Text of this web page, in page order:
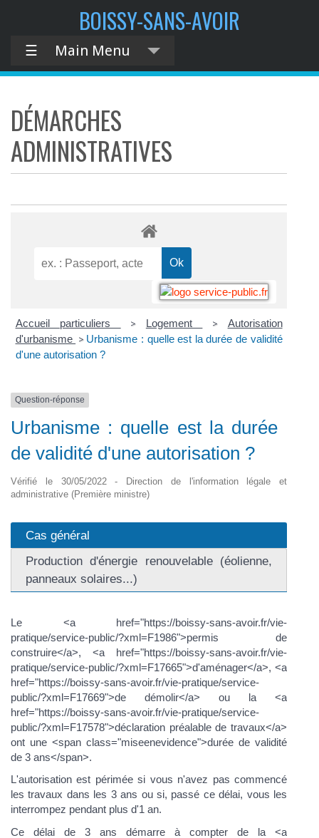
BOISSY-SANS-AVOIR
☰ Main Menu
DÉMARCHES
ADMINISTRATIVES
Accueil particuliers > Logement >
Autorisation
d'urbanisme > Urbanisme : quelle est la durée de validité
d'une autorisation ?
Question-réponse
Urbanisme : quelle est la durée
de validité d'une autorisation ?
Vérifié le 30/05/2022 - Direction de l'information légale et
administrative (Première ministre)
Cas général
Production d'énergie renouvelable (éolienne,
panneaux solaires...)
Le <a href="https://boissy-sans-avoir.fr/vie-
pratique/service-public/?xml=F1986">permis de
construire</a>, <a href="https://boissy-sans-avoir.fr/vie-
pratique/service-public/?xml=F17665">d'aménager</a>, <a
href="https://boissy-sans-avoir.fr/vie-pratique/service-
public/?xml=F17669">de démolir</a> ou la <a
href="https://boissy-sans-avoir.fr/vie-pratique/service-
public/?xml=F17578">déclaration préalable de travaux</a>
ont une <span class="miseenevidence">durée de validité
de 3 ans</span>.
L'autorisation est périmée si vous n'avez pas commencé
les travaux dans les 3 ans ou si, passé ce délai, vous les
interrompez pendant plus d'1 an.
Ce délai de 3 ans démarre à compter de la <a